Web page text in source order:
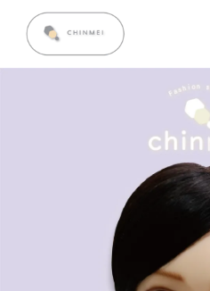
您的購物車目
繼續